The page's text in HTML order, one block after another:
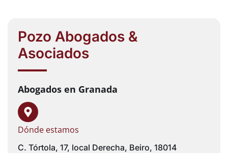
Pozo Abogados &
Asociados
Abogados en Granada
Dónde estamos
C. Tórtola, 17, local Derecha, Beiro, 18014